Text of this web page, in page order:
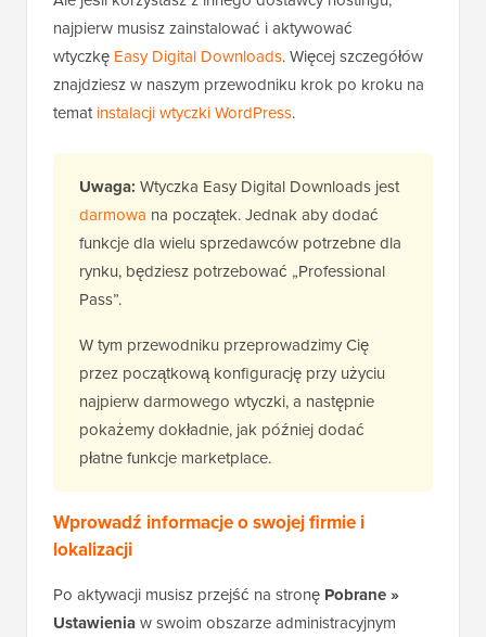
najpierw musisz zainstalować i aktywować
wtyczkę Easy Digital Downloads. Więcej szczegółów
znajdziesz w naszym przewodniku krok po kroku na
tematinstalacji wtyczki WordPress.
Uwaga: Wtyczka Easy Digital Downloads jest
darmowa na początek. Jednak aby dodać
funkcje dla wielu sprzedawców potrzebne dla
rynku, będziesz potrzebować „Professional
Pass”.
W tym przewodniku przeprowadzimy Cię
przez początkową konfigurację przy użyciu
najpierw darmowego wtyczki, a następnie
pokażemy dokładnie, jak później dodać
płatne funkcje marketplace.
Wprowadź informacje o swojej firmie i
lokalizacji
Po aktywacji musisz przejść na stronę Pobrane »
Ustawieniaw swoim obszarze administracyjnym